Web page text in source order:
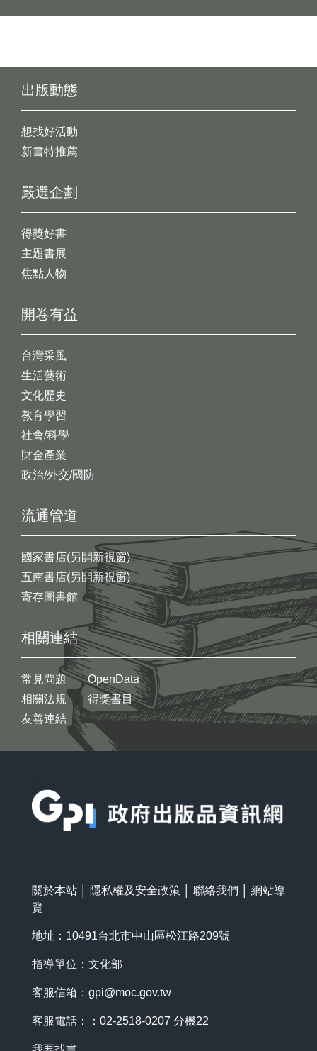
出版動態
想找好活動
新書特推薦
開卷有益
台灣采風
生活藝術
文化歷史
教育學習
社會/科學
財金產業
政治/外交/國防
嚴選企劃
得獎好書
主題書展
焦點人物
流通管道
國家書店(另開新視窗)
五南書店(另開新視窗)
寄存圖書館
相關連結
常見問題
相關法規
友善連結
OpenData
得獎書目
關於本站 隱私權及安全政策 聯絡我們
網站導
覽
地址：10491台北市中山區松江路209號
指導單位：文化部
客服信箱： gpi@moc.gov.tw
客服電話：：02-2518-0207 分機22